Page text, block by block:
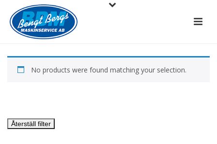
No products were found matching your selection.
Återställ filter